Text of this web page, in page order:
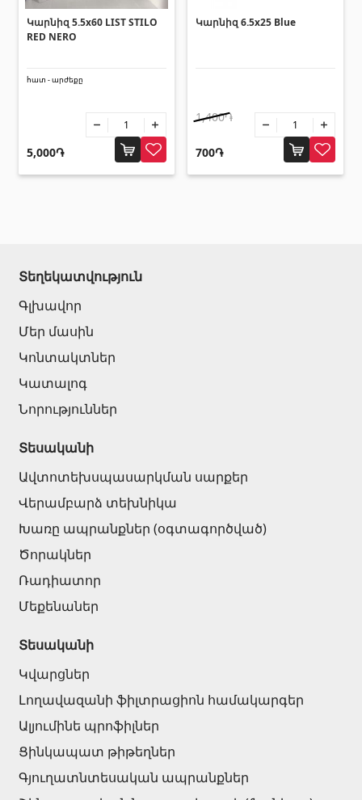
Կարնիզ 5.5x60 LIST STILO
RED NERO
հատ - արժեքը
5,000֏
Կարնիզ 6.5x25 Blue
1,400֏
700֏
Տեղեկատվություն
Գլխավոր
Մեր մասին
Կոնտակտներ
Կատալոգ
Նորություններ
Տեսականի
Ավտոտեխսպասարկման սարքեր
Վերամբարձ տեխնիկա
Խառը ապրանքներ (օգտագործված)
Ծորակներ
Ռադիատոր
Մեքենաներ
Տեսականի
Կվարցներ
Լողավազանի ֆիլտրացիոն համակարգեր
Ալյումինե պրոֆիլներ
Ցինկապատ թիթեղներ
Գյուղատնտեսական ապրանքներ